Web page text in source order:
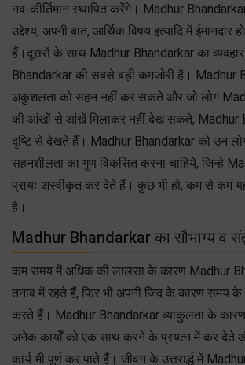
नव-कीर्तिमान स्थापित करेंगे। Madhur
उद्देश्य, अपनी बात, आर्थिक विषय इत्यादि में ईमानदार
हैं।दूसरों के साथ Madhur Bhandarkar का
Bhandarkar की सबसे बड़ी कमजोरी है। Madhur
अकुशलता को सहन नहीं कर सकते और जो लोग
की आंखों से आंखें मिलाकर नहीं देख सकते, Madhur
दृष्टि से देखते हैं। Madhur Bhandarkar को उन
सहनशीलता का गुण विकसित करना चाहिये, जिन्हे
प्रायः अस्वीकृत कर देते हैं। कुछ भी हो, कम से कम
है।
Madhur Bhandarkar का सौभाग्य व
कम समय में अधिक की लालसा के कारण Madhur
तनाव में रहते हैं, फिर भी अपनी जिद के कारण समय के
करते हैं। Madhur Bhandarkar व्याकुलता के कारण,
अनेक कार्यों को एक साथ करने के प्रयत्न में कर देते
कार्य भी पूर्ण कर पाते हैं। जीवन के उत्तरार्द्ध में